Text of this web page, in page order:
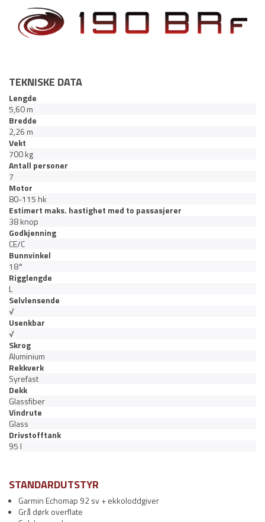
TEKNISKE DATA
Lengde
5,60 m
Bredde
2,26 m
Vekt
700 kg
Antall personer
7
Motor
80-115 hk
Estimert maks. hastighet med to passasjerer
38 knop
Godkjenning
CE/C
Bunnvinkel
18°
Rigglengde
L
Selvlensende
√
Usenkbar
√
Skrog
Aluminium
Rekkverk
Syrefast
Dekk
Glassfiber
Vindrute
Glass
Drivstofftank
95 l
STANDARDUTSTYR
Garmin Echomap 92 sv + ekkoloddgiver
Grå dørk overflate